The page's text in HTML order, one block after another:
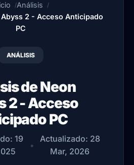
Análisis
2 - Acceso Anticipado
PC
ANÁLISIS
de Neon
2 - Acceso
PC
19
•
Actualizado: 28
Mar, 2026